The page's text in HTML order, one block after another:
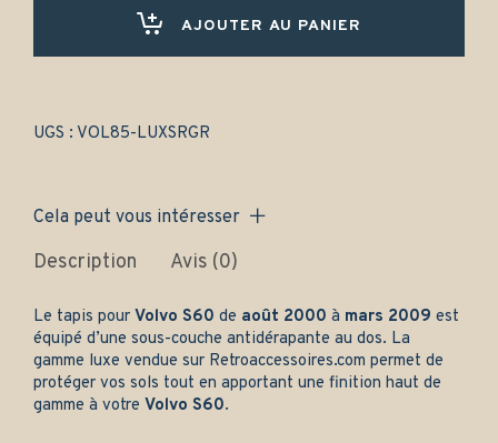
luxe
AJOUTER AU PANIER
UGS : VOL85-LUXSRGR
Cela peut vous intéresser
Description Avis (0)
Le tapis pour Volvo S60 de août 2000 à mars 2009 est
équipé d’une sous-couche antidérapante au dos. La
gamme luxe vendue sur Retroaccessoires.com permet de
protéger vos sols tout en apportant une finition haut de
gamme à votre Volvo S60.